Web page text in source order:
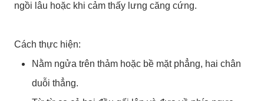
ngồi lâu hoặc khi cảm thấy lưng căng cứng.
Cách thực hiện:
Nằm ngửa trên thảm hoặc bề mặt phẳng, hai chân
duỗi thẳng.